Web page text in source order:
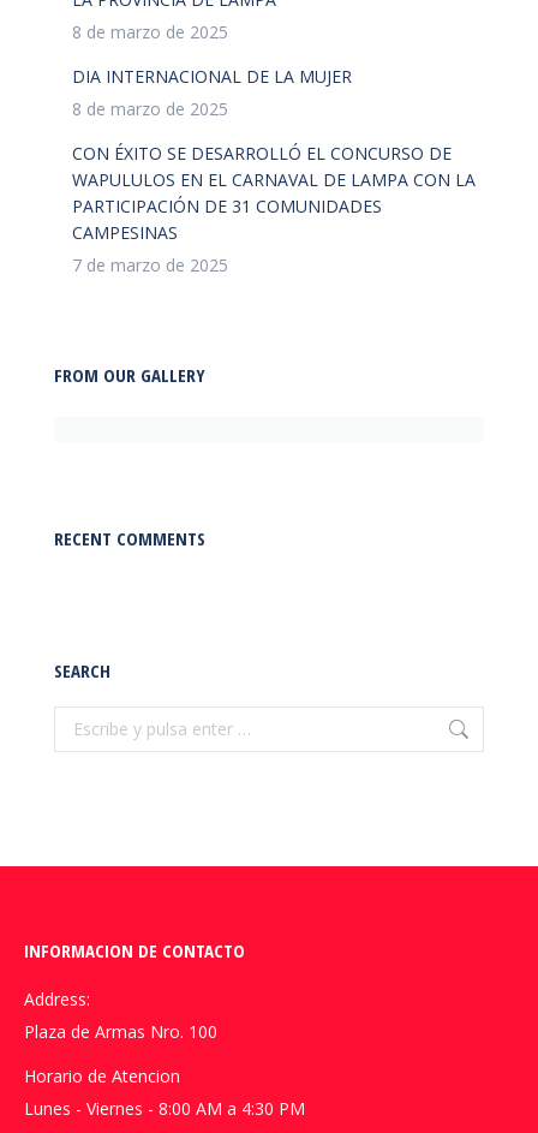
8 de marzo de 2025
DIA INTERNACIONAL DE LA MUJER
8 de marzo de 2025
CON ÉXITO SE DESARROLLÓ EL CONCURSO DE
WAPULULOS EN EL CARNAVAL DE LAMPA CON LA
PARTICIPACIÓN DE 31 COMUNIDADES
CAMPESINAS
7 de marzo de 2025
FROM OUR GALLERY
RECENT COMMENTS
SEARCH
Buscar:
INFORMACION DE CONTACTO
Address:
Plaza de Armas Nro. 100
Horario de Atencion
Lunes - Viernes - 8:00 AM a 4:30 PM